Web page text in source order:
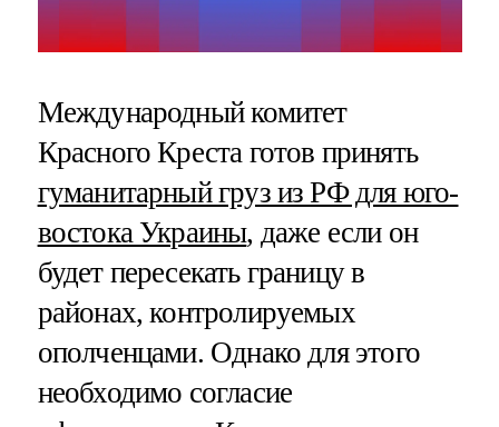
Международный комитет
Красного Креста готов принять
гуманитарный груз из РФ для юго-
востока Украины, даже если он
будет пересекать границу в
районах, контролируемых
ополченцами. Однако для этого
необходимо согласие